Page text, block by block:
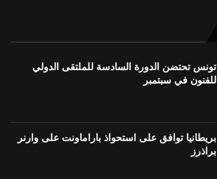
تونس تحتضن الدورة السادسة للملتقى الدولي
للفنون في سبتمبر
بريطانيا توافق على استحواذ باراماونت على وارنر
براذرز